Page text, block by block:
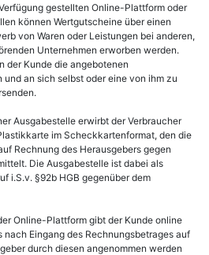
gestellten Online-Plattform oder
können Wertgutscheine über einen
von Waren oder Leistungen bei anderen,
Unternehmen erworben werden.
der Kunde die angebotenen
an sich selbst oder eine von ihm zu
Ausgabestelle erwirbt der Verbraucher
im Scheckkartenformat, den die
Rechnung des Herausgebers gegen
Die Ausgabestelle ist dabei als
i.S.v. §92b HGB gegenüber dem
Online-Plattform gibt der Kunde online
nach Eingang des Rechnungsbetrages auf
durch diesen angenommen werden